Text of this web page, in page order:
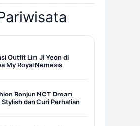
Outfit Lim Ji Yeon di
My Royal Nemesis
Renjun NCT Dream
Stylish dan Curi Perhatian